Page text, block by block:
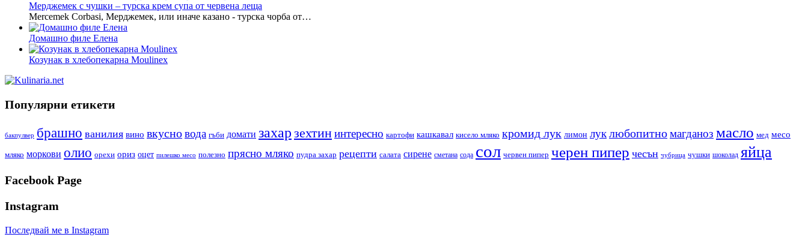
Мерджемек с чушки – турска крем супа от червена леща
Mercemek Corbasi, Мерджемек, или иначе казано - турска чорба от…
Домашно филе Елена
Козунак в хлебопекарна Moulinex
Популярни етикети
бакпулвер брашно ванилия вино вкусновода гъби домати захар зехтининтересно картофи кашкавал кисело мляко кромид лук лимон луклюбопитномагданоз масло мед месо
мляко моркови олио орехи ориз оцет пилешко месо полезно прясно мляко пудра захар рецепти салата сирене сметана сода сол червен пипер черен пипер чесън чубрица чушки шоколад яйца
Facebook Page
Instagram
Последвай ме в Instagram